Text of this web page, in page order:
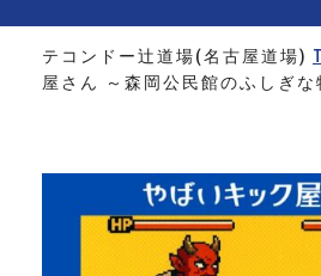
テコンドー辻道場(名古屋道場)
屋さん ～森岡公民館のふしぎな